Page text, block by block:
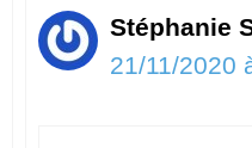
Stéphanie
21/11/2020